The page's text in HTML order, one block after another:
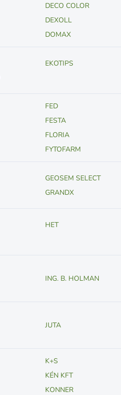
DECO COLOR
DEXOLL
DOMAX
EKOTIPS
FED
FESTA
FLORIA
FYTOFARM
GEOSEM SELECT
GRANDX
HET
ING. B. HOLMAN
JUTA
K+S
KÉN KFT
KONNER